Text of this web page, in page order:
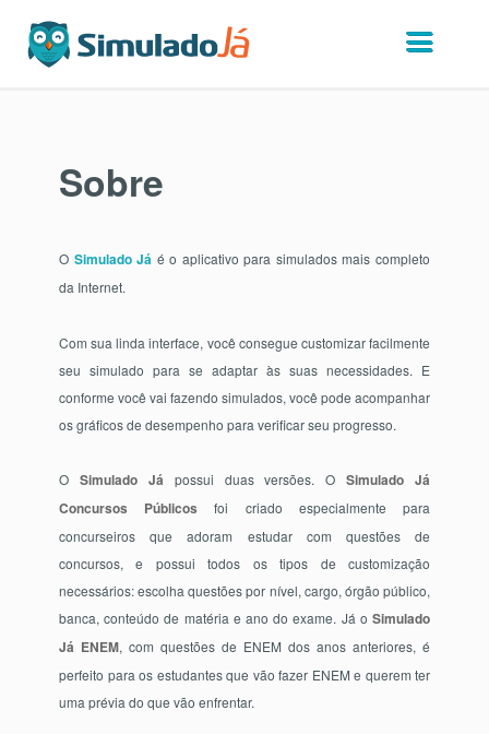
Sobre
O Simulado Já é o aplicativo para simulados mais completo
da Internet.
Com sua linda interface, você consegue customizar facilmente
seu simulado para se adaptar às suas necessidades. E
conforme você vai fazendo simulados, você pode acompanhar
os gráficos de desempenho para verificar seu progresso.
O Simulado Já possui duas versões. OSimulado Já
Concursos Públicos foi criado especialmente para
concurseiros que adoram estudar com questões de
concursos, e possui todos os tipos de customização
necessários: escolha questões por nível, cargo, órgão público,
banca, conteúdo de matéria e ano do exame. Já o Simulado
Já ENEM, com questões de ENEM dos anos anteriores, é
perfeito para os estudantes que vão fazer ENEM e querem ter
uma prévia do que vão enfrentar.